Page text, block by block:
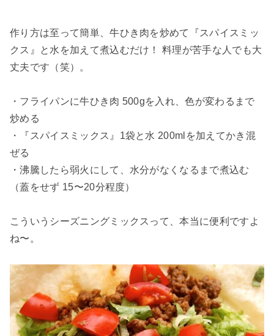
作り方は至って簡単、牛ひき肉を炒めて『スパイスミッ
クス』と水を加えて煮込むだけ！ 料理が苦手な人でも大
丈夫です（笑）。
・フライパンに牛ひき肉 500gを入れ、色が変わるまで
炒める
・『スパイスミックス』1袋と水 200mlを加えてかき混
ぜる
・沸騰したら弱火にして、水分がなくなるまで煮込む
（蓋をせず 15〜20分程度）
こういうシーズニングミックスって、本当に便利ですよ
ね〜。